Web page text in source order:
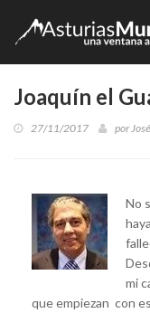
Joaquín el
27/11/2017 por
No
mi
que empiezan con